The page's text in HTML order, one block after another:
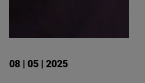
08 | 05 | 2025